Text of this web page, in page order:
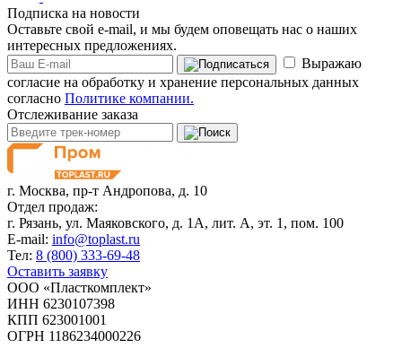
Подписка на новости
Оставьте свой e-mail, и мы будем оповещать нас о наших
интересных предложениях.
Выражаю
согласие на обработку и хранение персональных данных
согласно Политике компании.
Отслеживание заказа
г. Москва, пр-т Андропова, д. 10
Отдел продаж:
г. Рязань, ул. Маяковского, д. 1А, лит. А, эт. 1, пом. 100
E-mail: info@toplast.ru
Тел: 8 (800) 333-69-48
Оставить заявку
ООО «Пласткомплект»
ИНН 6230107398
КПП 623001001
ОГРН 1186234000226